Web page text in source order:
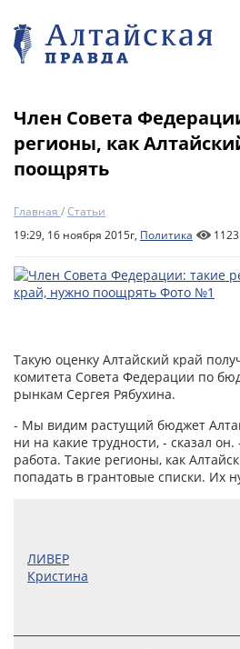
Член Совета
регионы, как
поощрять
Главная /Статьи
19:29, 16 ноября 2015г, Политика 1123
Такую оценку Алтайский край
комитета Совета Федерации по
рынкам Сергея Рябухина.
- Мы видим растущий бюджет
ни на какие трудности, - сказал
работа. Такие регионы, как
попадать в грантовые списки. Их
ЛИВЕР
Кристина